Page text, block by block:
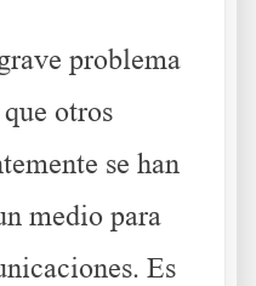
problema
otros
se han
medio para
Es